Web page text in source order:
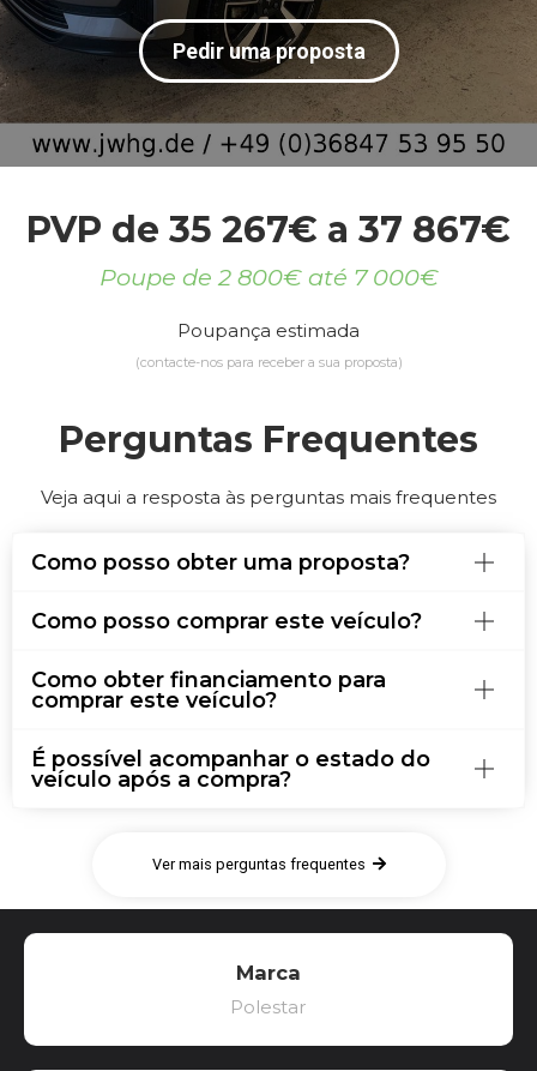
Pedir uma proposta
PVP de 35 267€ a 37 867€
Poupe de 2 800€ até 7 000€
Poupança estimada
(contacte-nos para receber a sua proposta)
Perguntas Frequentes
Veja aqui a resposta às perguntas mais frequentes
Como posso obter uma proposta?
Como posso comprar este veículo?
Como obter financiamento para
comprar este veículo?
É possível acompanhar o estado do
veículo após a compra?
Ver mais perguntas frequentes
Marca
Polestar